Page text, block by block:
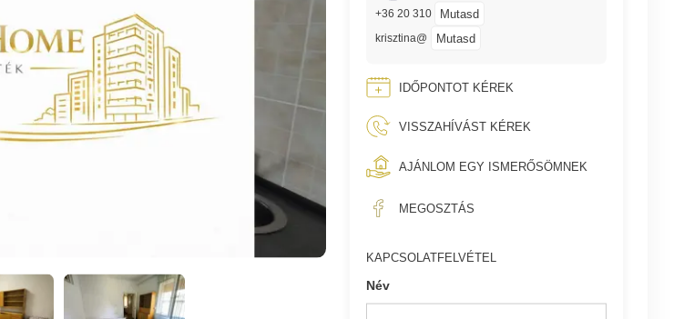
+36 20 310 Mutasd
krisztina@ Mutasd
IDŐPONTOT KÉREK
VISSZAHÍVÁST KÉREK
AJÁNLOM EGY ISMERŐSÖMNEK
MEGOSZTÁS
KAPCSOLATFELVÉTEL
Név